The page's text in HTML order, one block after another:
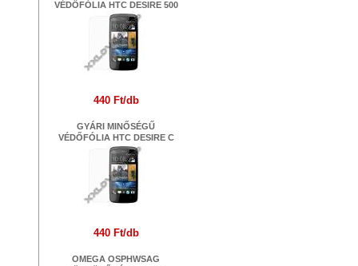
VÉDŐFÓLIA HTC DESIRE 500
440 Ft/db
GYÁRI MINŐSÉGŰ
VÉDŐFÓLIA HTC DESIRE C
440 Ft/db
OMEGA OSPHWSAG